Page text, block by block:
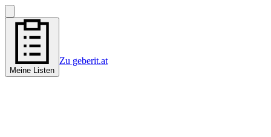
Meine Listen
Zu geberit.at